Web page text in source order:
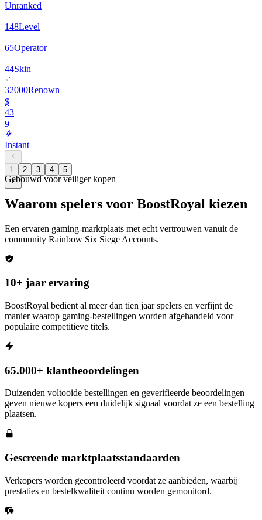
Unranked
148Level
65Operator
44Skin
32000Renown
$
43
9
Instant
1 2 3 4 5
Gebouwd voor veiliger kopen
Waarom spelers voor BoostRoyal kiezen
Een ervaren gaming-marktplaats met echt vertrouwen vanuit de
community Rainbow Six Siege Accounts.
10+ jaar ervaring
BoostRoyal bedient al meer dan tien jaar spelers en verfijnt de
manier waarop gaming-bestellingen worden afgehandeld voor
populaire competitieve titels.
65.000+ klantbeoordelingen
Duizenden voltooide bestellingen en geverifieerde beoordelingen
geven nieuwe kopers een duidelijk signaal voordat ze een bestelling
plaatsen.
Gescreende marktplaatsstandaarden
Verkopers worden gecontroleerd voordat ze aanbieden, waarbij
prestaties en bestelkwaliteit continu worden gemonitord.